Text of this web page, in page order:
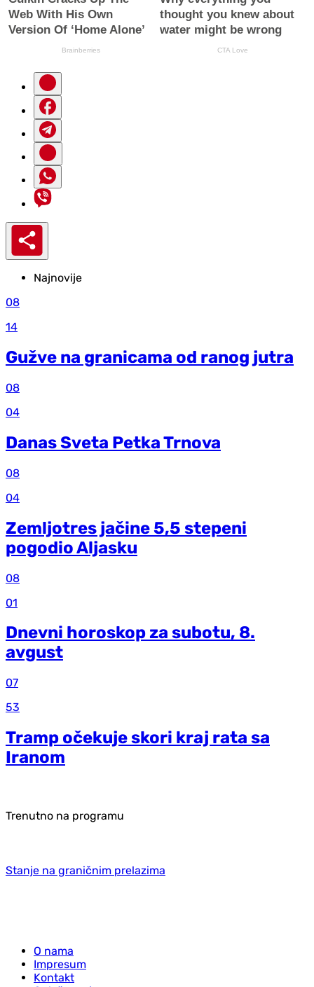
Najnovije
08
14
Gužve na granicama od ranog jutra
08
04
Danas Sveta Petka Trnova
08
04
Zemljotres jačine 5,5 stepeni
pogodio Aljasku
08
01
Dnevni horoskop za subotu, 8.
avgust
07
53
Tramp očekuje skori kraj rata sa
Iranom
Trenutno na programu
Stanje na graničnim prelazima
O nama
Impresum
Kontakt